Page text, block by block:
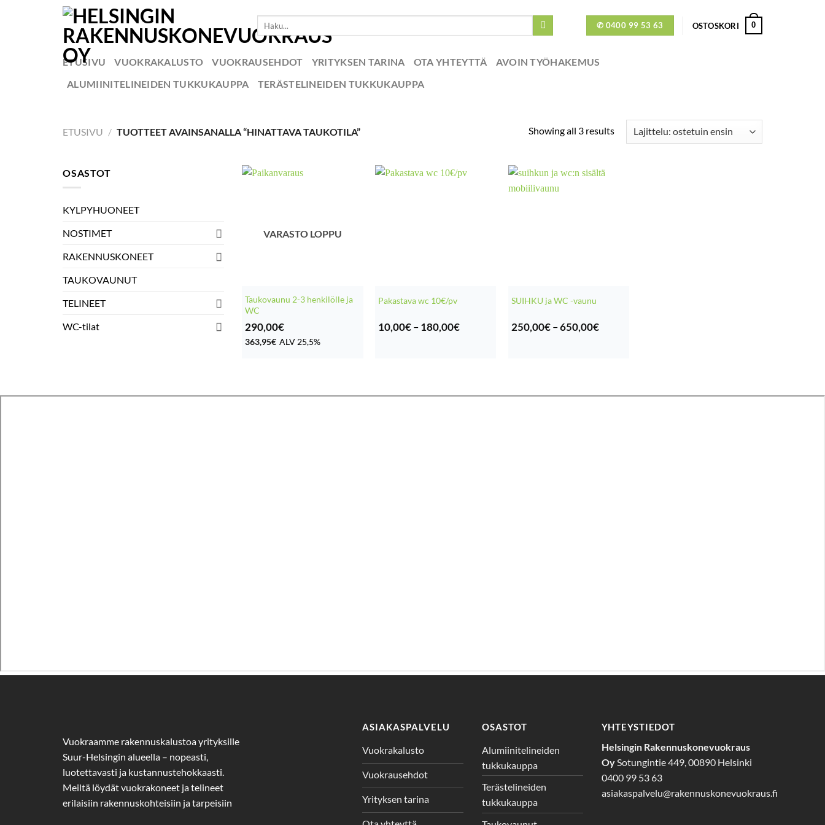
✆ 0400 99 53 63 OSTOSKORI 0
ETUSIVU VUOKRAKALUSTO VUOKRAUSEHDOT YRITYKSEN TARINA OTA YHTEYTTÄ
AVOIN TYÖHAKEMUS
ALUMIINITELINEIDEN TUKKUKAUPPA
TERÄSTELINEIDEN TUKKUKAUPPA
ETUSIVU / TUOTTEET AVAINSANALLA “HINATTAVA TAUKOTILA” Showing all 3 results
OSASTOT
KYLPYHUONEET
NOSTIMET
RAKENNUSKONEET
TAUKOVAUNUT
TELINEET
WC-tilat
VARASTO LOPPU
Taukovaunu 2-3 henkilölle ja
WC
290,00€
363,95€ ALV 25,5%
Pakastava wc 10€/pv
10,00€–180,00€Hintaluokka:
SUIHKU ja WC -vaunu
250,00€–650,00€Hintaluokka:
Vuokraamme rakennuskalustoa yrityksille
Suur-Helsingin alueella – nopeasti,
luotettavasti ja kustannustehokkaasti.
Meiltä löydät vuokrakoneet ja telineet
erilaisiin rakennuskohteisiin ja tarpeisiin
ASIAKASPALVELU
Vuokrakalusto
Vuokrausehdot
Yrityksen tarina
OSASTOT
Alumiinitelineiden
tukkukauppa
Terästelineiden
tukkukauppa
YHTEYSTIEDOT
Helsingin Rakennuskonevuokraus
Oy Sotungintie 449, 00890 Helsinki
0400 99 53 63
asiakaspalvelu@rakennuskonevuokraus.fi